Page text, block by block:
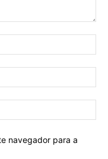
navegador para a